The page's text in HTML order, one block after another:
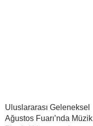
Uluslararası Geleneksel
Ağustos Fuarı’nda Müzik